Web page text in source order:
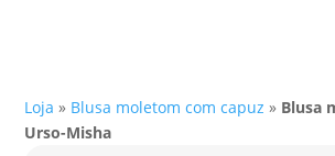
Loja » Blusa moletom com capuz » Blusa
Urso-Misha